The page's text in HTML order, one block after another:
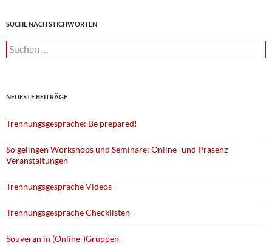
SUCHE NACH STICHWORTEN
Suchen
nach:
NEUESTE BEITRÄGE
Trennungsgespräche: Be prepared!
So gelingen Workshops und Seminare: Online- und Präsenz-
Veranstaltungen
Trennungsgespräche Videos
Trennungsgespräche Checklisten
Souverän in (Online-)Gruppen